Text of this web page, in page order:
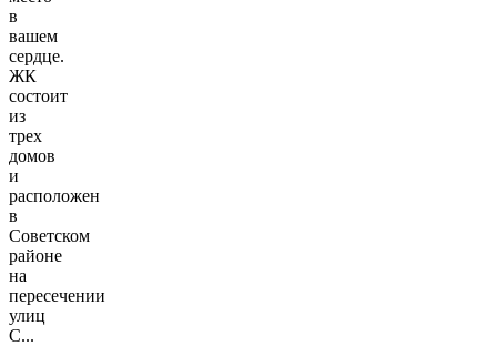
в
вашем
сердце.
ЖК
состоит
из
трех
домов
и
расположен
в
Советском
районе
на
пересечении
улиц
С...